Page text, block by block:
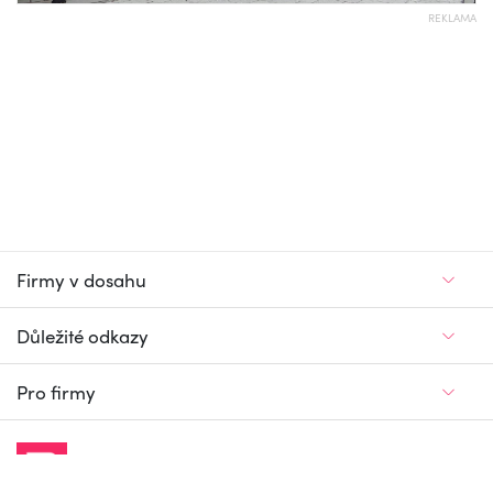
REKLAMA
Firmy v dosahu
Důležité odkazy
Pro firmy